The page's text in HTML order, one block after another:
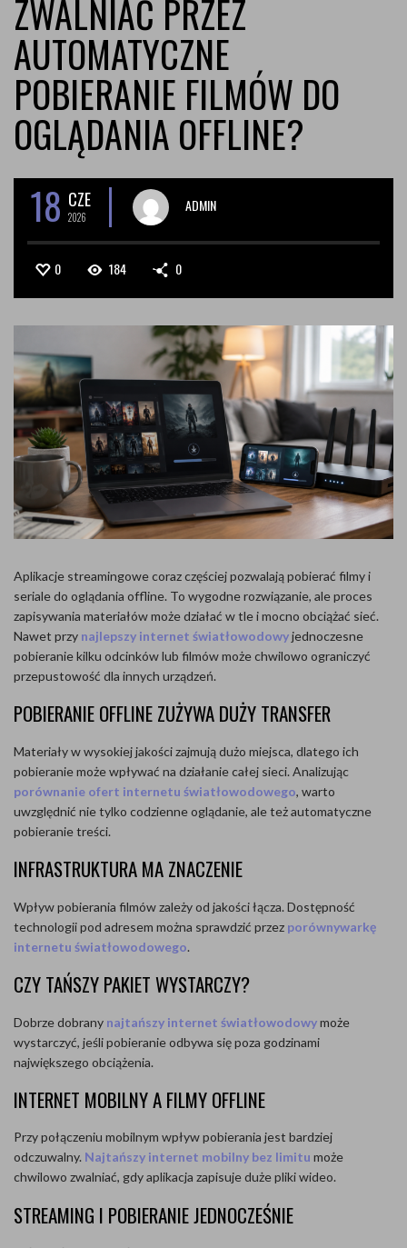
ZWALNIAĆ PRZEZ
AUTOMATYCZNE
POBIERANIE FILMÓW DO
OGLĄDANIA OFFLINE?
18 CZE
2026
ADMIN
0 184 0
Aplikacje streamingowe coraz częściej pozwalają pobierać filmy i
seriale do oglądania offline. To wygodne rozwiązanie, ale proces
zapisywania materiałów może działać w tle i mocno obciążać sieć.
Nawet przy najlepszy internet światłowodowyjednoczesne
pobieranie kilku odcinków lub filmów może chwilowo ograniczyć
przepustowość dla innych urządzeń.
POBIERANIE OFFLINE ZUŻYWA DUŻY TRANSFER
Materiały w wysokiej jakości zajmują dużo miejsca, dlatego ich
pobieranie może wpływać na działanie całej sieci. Analizując
porównanie ofert internetu światłowodowego, warto
uwzględnić nie tylko codzienne oglądanie, ale też automatyczne
pobieranie treści.
INFRASTRUKTURA MA ZNACZENIE
Wpływ pobierania filmów zależy od jakości łącza. Dostępność
technologii pod adresem można sprawdzić przez porównywarkę
internetu światłowodowego.
CZY TAŃSZY PAKIET WYSTARCZY?
Dobrze dobrany najtańszy internet światłowodowymoże
wystarczyć, jeśli pobieranie odbywa się poza godzinami
największego obciążenia.
INTERNET MOBILNY A FILMY OFFLINE
Przy połączeniu mobilnym wpływ pobierania jest bardziej
odczuwalny. Najtańszy internet mobilny bez limitu może
chwilowo zwalniać, gdy aplikacja zapisuje duże pliki wideo.
STREAMING I POBIERANIE JEDNOCZEŚNIE